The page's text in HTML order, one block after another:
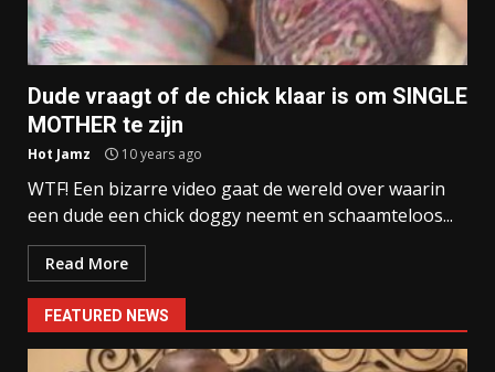
Dude vraagt of de chick klaar is om SINGLE
MOTHER te zijn
Hot Jamz 10 years ago
WTF! Een bizarre video gaat de wereld over waarin
een dude een chick doggy neemt en schaamteloos...
Read More
FEATURED NEWS